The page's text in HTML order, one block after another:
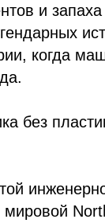
и
когда
без